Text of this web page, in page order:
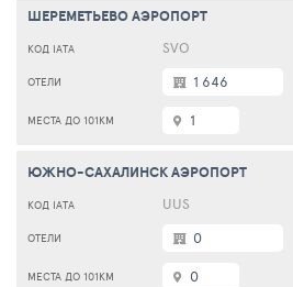
ШЕРЕМЕТЬЕВО АЭРОПОРТ
SVO
1 646
1
ЮЖНО-САХАЛИНСК АЭРОПОРТ
UUS
0
0